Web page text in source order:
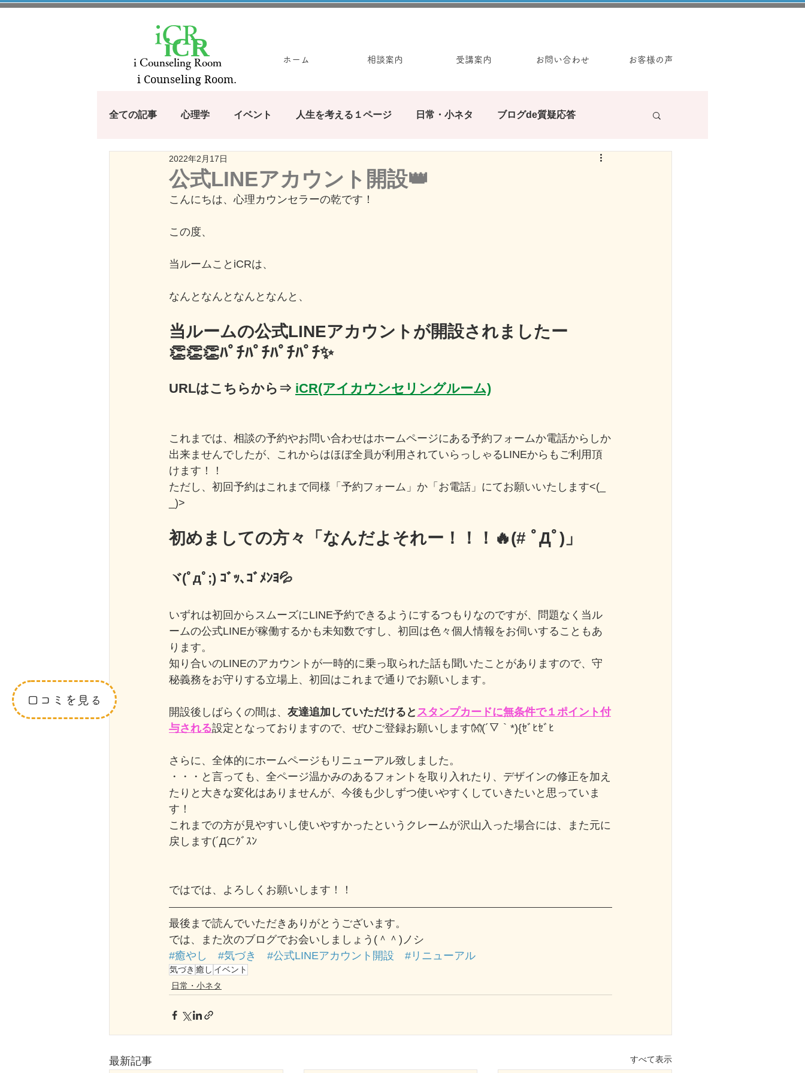
i Counseling Room
iCR
ホーム 相談案内 受講案内 お問い合わせ お客様の声
口コミを見る
全ての記事 心理学 イベント 人生を考える１ページ 日常・小ネタ ブログde質疑応答
漫画・アニメから学ぶシリーズ
公式LINEアカウント開設👑
2022年2月17日
こんにちは、心理カウンセラーの乾です！
この度、
当ルームことiCRは、
なんとなんとなんとなんと、
当ルームの公式LINEアカウントが開設されましたー
👏👏👏ﾊﾟﾁﾊﾟﾁﾊﾟﾁﾊﾟﾁ✨
URLはこちらから⇒ iCR(アイカウンセリングルーム)
これまでは、相談の予約やお問い合わせはホームページにある予約フォームか電話からしか
出来ませんでしたが、これからはほぼ全員が利用されていらっしゃるLINEからもご利用頂
けます！！
ただし、初回予約はこれまで同様「予約フォーム」か「お電話」にてお願いいたします<(_
_)>
初めましての方々「なんだよそれー！！！🔥(# ﾟДﾟ)」
ヾ(ﾟдﾟ;) ｺﾞｯ､ｺﾞﾒﾝﾖ💦
いずれは初回からスムーズにLINE予約できるようにするつもりなのですが、問題なく当ル
ームの公式LINEが稼働するかも未知数ですし、初回は色々個人情報をお伺いすることもあ
ります。
知り合いのLINEのアカウントが一時的に乗っ取られた話も聞いたことがありますので、守
秘義務をお守りする立場上、初回はこれまで通りでお願いします。
開設後しばらくの間は、 友達追加していただけると スタンプカードに無条件で１ポイント付
与される設定となっておりますので、ぜひご登録お願いします👐(´▽｀*){ｾﾞﾋｾﾞﾋ
さらに、全体的にホームページもリニューアル致しました。
・・・と言っても、全ページ温かみのあるフォントを取り入れたり、デザインの修正を加え
たりと大きな変化はありませんが、今後も少しずつ使いやすくしていきたいと思っていま
す！
これまでの方が見やすいし使いやすかったというクレームが沢山入った場合には、また元に
戻します(´Д⊂ｸﾞｽﾝ
ではでは、よろしくお願いします！！
最後まで読んでいただきありがとうございます。
では、また次のブログでお会いしましょう(＾＾)ノシ
#癒やし
#気づき #公式LINEアカウント開設 #リニューアル
気づき 癒し イベント
日常・小ネタ
最新記事 すべて表示
iCR
i Counseling Room.